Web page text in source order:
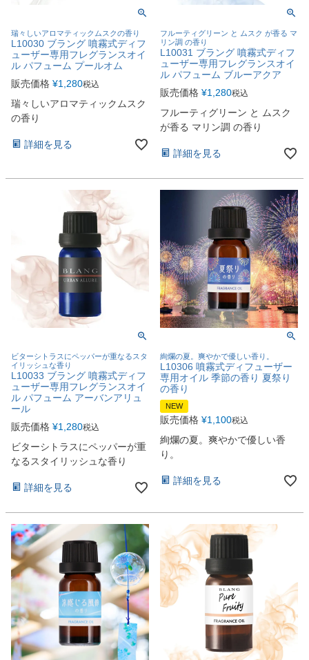
瑞々しいアロマティックムスクの香り
L10030 ブラング 噴霧式ディフ
ューザー専用フレグランスオイ
ル パフューム プールオム
販売価格 ¥1,280税込
瑞々しいアロマティックムスク
の香り
詳細を見る
フルーティグリーン と ムスク が香る マ
リン調 の香り
L10031 ブラング 噴霧式ディフ
ューザー専用フレグランスオイ
ル パフューム ブルーアクア
販売価格 ¥1,280税込
フルーティグリーン と ムスク
が香る マリン調 の香り
詳細を見る
ビターシトラスにペッパーが重なるスタ
イリッシュな香り
L10033 ブラング 噴霧式ディフ
ューザー専用フレグランスオイ
ル パフューム アーバンアリュ
ール
販売価格 ¥1,280税込
ビターシトラスにペッパーが重
なるスタイリッシュな香り
詳細を見る
絢爛の夏。爽やかで優しい香り。
L10306 噴霧式ディフューザー
専用オイル 季節の香り 夏祭り
の香り
NEW
販売価格 ¥1,100税込
絢爛の夏。爽やかで優しい香
り。
詳細を見る